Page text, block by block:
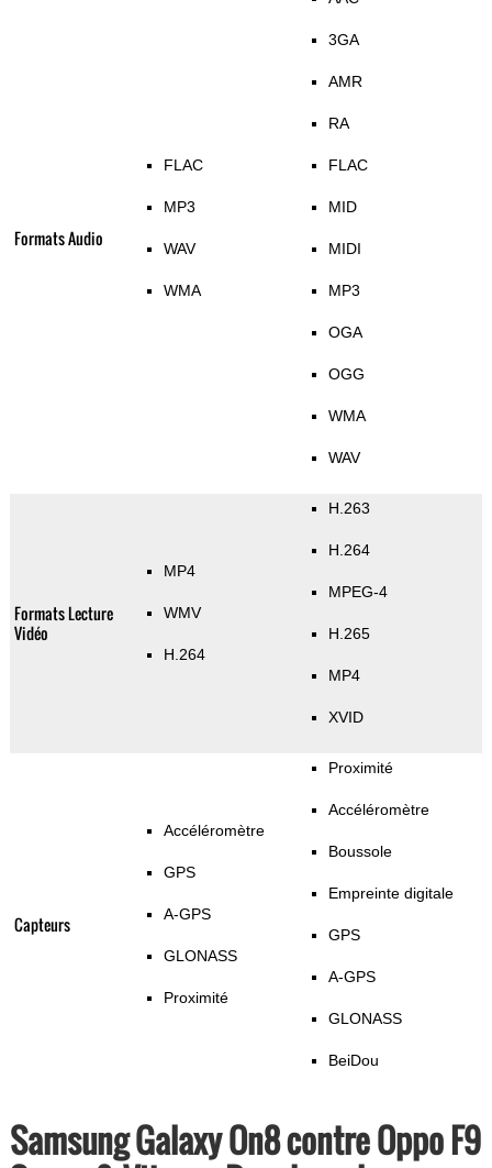
Formats Audio
FLAC
MP3
WAV
WMA
3GA
AMR
RA
FLAC
MID
MIDI
MP3
OGA
OGG
WMA
WAV
Formats Lecture
Vidéo
MP4
WMV
H.264
H.263
H.264
MPEG-4
H.265
MP4
XVID
Capteurs
Accéléromètre
GPS
A-GPS
GLONASS
Proximité
Proximité
Accéléromètre
Boussole
Empreinte digitale
GPS
A-GPS
GLONASS
BeiDou
Samsung Galaxy On8 contre Oppo F9